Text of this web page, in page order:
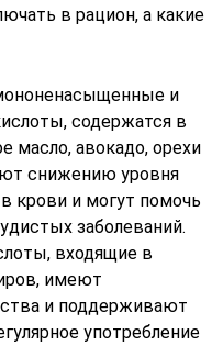
в рацион, а какие
и
содержатся в
масло, авокадо, орехи
снижению уровня
крови и могут помочь
заболеваний.
входящие в
имеют
и поддерживают
употребление